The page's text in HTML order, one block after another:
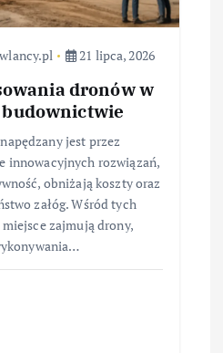
21 lipca, 2026
dronów w
jest przez
innowacyjnych rozwiązań,
obniżają koszty oraz
załóg. Wśród tych
zajmują drony,